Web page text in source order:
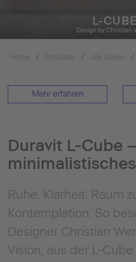
L-CUBE
Design by Christian
Home Produkte Alle Serien
Mehr erfahren
Duravit L-Cube –
Ruhe. Klarheit. Raum
Kontemplation. So
Designer Christian
Vision, aus der L-